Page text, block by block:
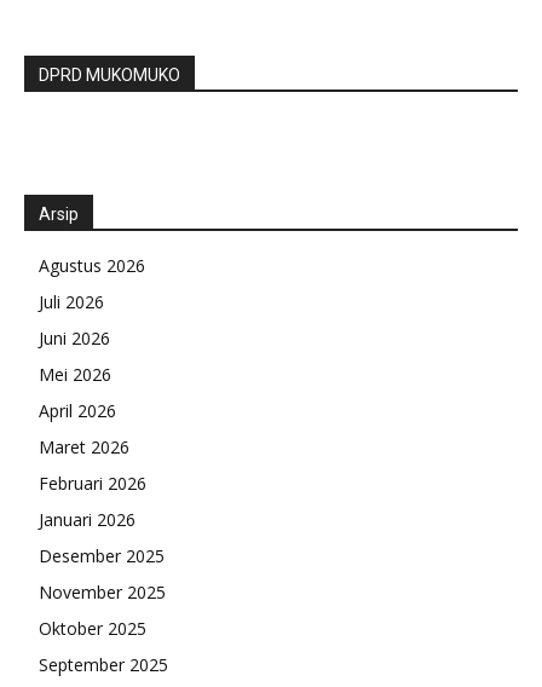
DPRD MUKOMUKO
Arsip
Agustus 2026
Juli 2026
Juni 2026
Mei 2026
April 2026
Maret 2026
Februari 2026
Januari 2026
Desember 2025
November 2025
Oktober 2025
September 2025